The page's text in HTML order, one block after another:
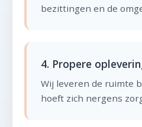
bezittingen en de
4. Propere
Wij leveren de ruimte
hoeft zich nergens